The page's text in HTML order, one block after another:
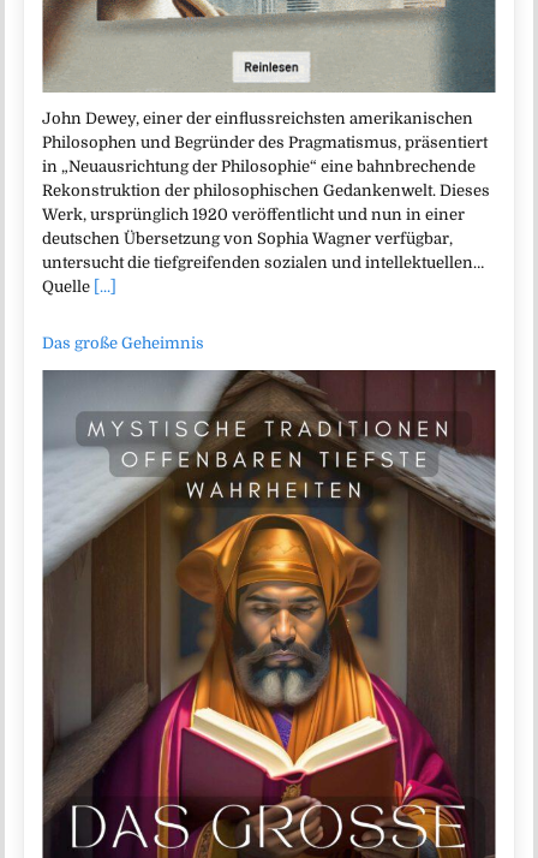
John Dewey, einer der einflussreichsten amerikanischen
Philosophen und Begründer des Pragmatismus, präsentiert
in „Neuausrichtung der Philosophie“ eine bahnbrechende
Rekonstruktion der philosophischen Gedankenwelt. Dieses
Werk, ursprünglich 1920 veröffentlicht und nun in einer
deutschen Übersetzung von Sophia Wagner verfügbar,
untersucht die tiefgreifenden sozialen und intellektuellen…
Quelle [...]
Das große Geheimnis